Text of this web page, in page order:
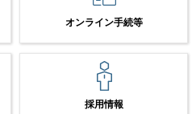
オンライン手続等
採用情報